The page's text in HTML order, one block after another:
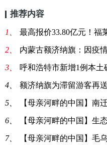
推荐内容
1、 最高报价33.80亿元！福莱
2、 内蒙古额济纳旗：因疫
3、 呼和浩特市新增1例本土
4、 额济纳旗为滞留游客再送
5、 【母亲河畔的中国】南
6、 【母亲河畔的中国】生
7、 【母亲河畔的中国】毛